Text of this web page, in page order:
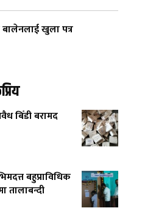
बालेनलाई खुला पत्र
बिँडी बरामद
बहुप्राविधिक
तालाबन्दी